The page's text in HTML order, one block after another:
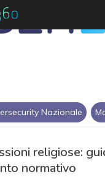
Nazionale
religiose:
normativo